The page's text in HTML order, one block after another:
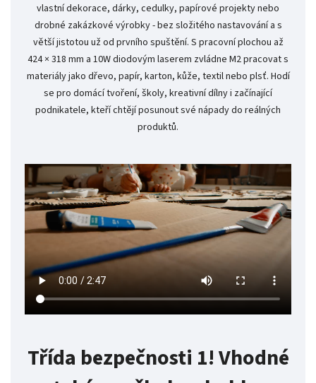
vlastní dekorace, dárky, cedulky, papírové projekty nebo
drobné zakázkové výrobky - bez složitého nastavování a s
větší jistotou už od prvního spuštění. S pracovní plochou až
424 × 318 mm a 10W diodovým laserem zvládne M2 pracovat s
materiály jako dřevo, papír, karton, kůže, textil nebo plsť. Hodí
se pro domácí tvoření, školy, kreativní dílny i začínající
podnikatele, kteří chtějí posunout své nápady do reálných
produktů.
Třída bezpečnosti 1! Vhodné